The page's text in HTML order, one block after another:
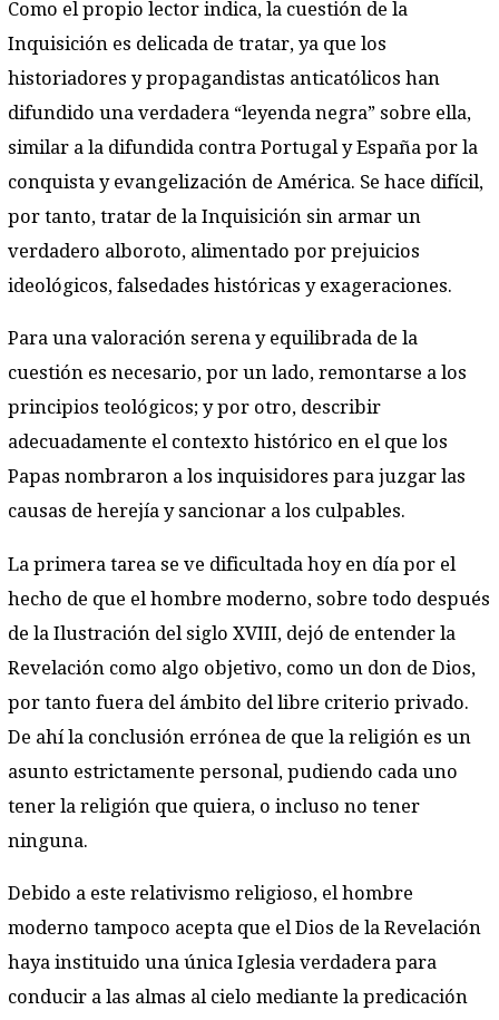
Como el propio lector indica, la cuestión de la
Inquisición es delicada de tratar, ya que los
historiadores y propagandistas anticatólicos han
difundido una verdadera “leyenda negra” sobre ella,
similar a la difundida contra Portugal y España por la
conquista y evangelización de América. Se hace difícil,
por tanto, tratar de la Inquisición sin armar un
verdadero alboroto, alimentado por prejuicios
ideológicos, falsedades históricas y exageraciones.
Para una valoración serena y equilibrada de la
cuestión es necesario, por un lado, remontarse a los
principios teológicos; y por otro, describir
adecuadamente el contexto histórico en el que los
Papas nombraron a los inquisidores para juzgar las
causas de herejía y sancionar a los culpables.
La primera tarea se ve dificultada hoy en día por el
hecho de que el hombre moderno, sobre todo después
de la Ilustración del siglo XVIII, dejó de entender la
Revelación como algo objetivo, como un don de Dios,
por tanto fuera del ámbito del libre criterio privado.
De ahí la conclusión errónea de que la religión es un
asunto estrictamente personal, pudiendo cada uno
tener la religión que quiera, o incluso no tener
ninguna.
Debido a este relativismo religioso, el hombre
moderno tampoco acepta que el Dios de la Revelación
haya instituido una única Iglesia verdadera para
conducir a las almas al cielo mediante la predicación